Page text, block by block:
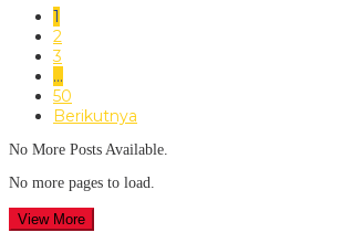
1
2
3
…
50
Berikutnya
No More Posts Available.
No more pages to load.
View More